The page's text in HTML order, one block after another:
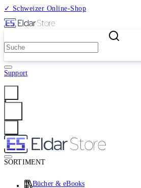
✓ Schweizer Online-Shop
Support
SORTIMENT
Bücher & eBooks